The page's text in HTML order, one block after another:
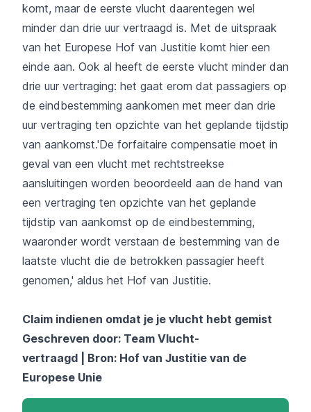
komt, maar de eerste vlucht daarentegen wel
minder dan drie uur vertraagd is. Met de uitspraak
van het Europese Hof van Justitie komt hier een
einde aan. Ook al heeft de eerste vlucht minder dan
drie uur vertraging: het gaat erom dat passagiers op
de eindbestemming aankomen met meer dan drie
uur vertraging ten opzichte van het geplande tijdstip
van aankomst.'De forfaitaire compensatie moet in
geval van een vlucht met rechtstreekse
aansluitingen worden beoordeeld aan de hand van
een vertraging ten opzichte van het geplande
tijdstip van aankomst op de eindbestemming,
waaronder wordt verstaan de bestemming van de
laatste vlucht die de betrokken passagier heeft
genomen,' aldus het Hof van Justitie.
Claim indienen omdat je je vlucht hebt gemist
Geschreven door: Team Vlucht-
vertraagd | Bron: Hof van Justitie van de
Europese Unie